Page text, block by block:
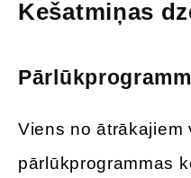
Kešatmiņas
Viens no ātrākajiem
pārlūkprogrammas